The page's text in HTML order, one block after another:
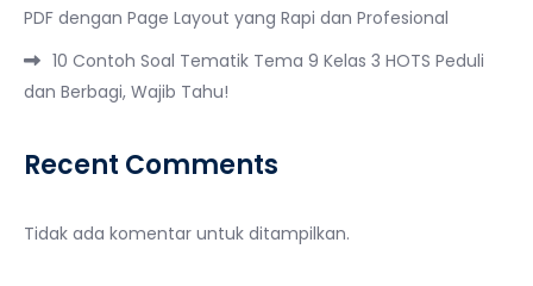
PDF dengan Page Layout yang Rapi dan Profesional
10 Contoh Soal Tematik Tema 9 Kelas 3 HOTS Peduli
dan Berbagi, Wajib Tahu!
Recent Comments
Tidak ada komentar untuk ditampilkan.